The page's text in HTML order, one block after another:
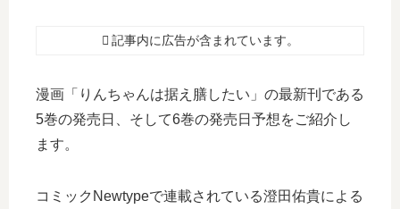
記事内に広告が含まれています。
漫画「りんちゃんは据え膳したい」の最新刊である
5巻の発売日、そして6巻の発売日予想をご紹介し
ます。
コミックNewtypeで連載されている澄田佑貴による